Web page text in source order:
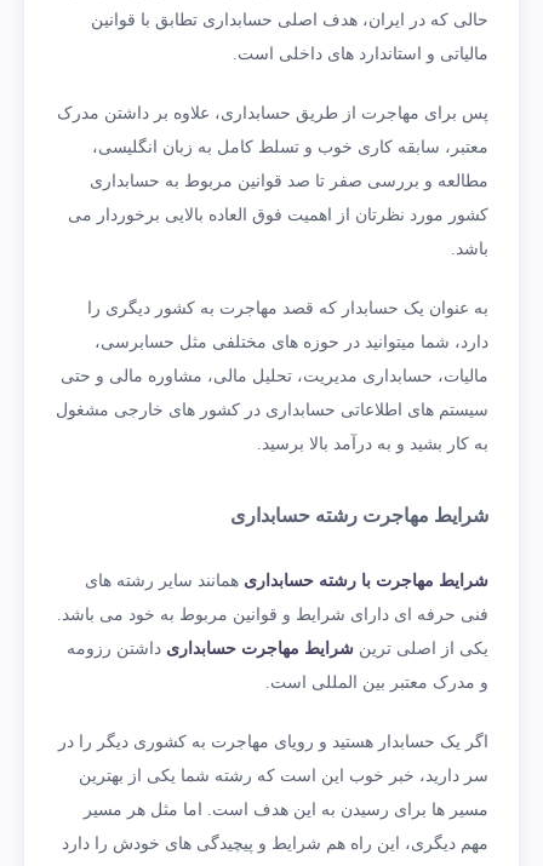
حالی که در ایران، هدف اصلی حسابداری تطابق با قوانین
مالیاتی و استاندارد های داخلی است.
پس برای مهاجرت از طریق حسابداری، علاوه بر داشتن مدرک
معتبر، سابقه کاری خوب و تسلط کامل به زبان انگلیسی،
مطالعه و بررسی صفر تا صد قوانین مربوط به حسابداری
کشور مورد نظرتان از اهمیت فوق العاده بالایی برخوردار می
باشد.
به عنوان یک حسابدار که قصد مهاجرت به کشور دیگری را
دارد، شما میتوانید در حوزه های مختلفی مثل حسابرسی،
مالیات، حسابداری مدیریت، تحلیل مالی، مشاوره مالی و حتی
سیستم های اطلاعاتی حسابداری در کشور های خارجی مشغول
به کار بشید و به درآمد بالا برسید.
شرایط مهاجرت رشته حسابداری
شرایط مهاجرت با رشته حسابداری همانند سایر رشته های
فنی حرفه ای دارای شرایط و قوانین مربوط به خود می باشد.
یکی از اصلی ترین شرایط مهاجرت حسابداری داشتن رزومه
و مدرک معتبر بین المللی است.
اگر یک حسابدار هستید و رویای مهاجرت به کشوری دیگر را در
سر دارید، خبر خوب این است که رشته شما یکی از بهترین
مسیر ها برای رسیدن به این هدف است. اما مثل هر مسیر
مهم دیگری، این راه هم شرایط و پیچیدگی های خودش را دارد